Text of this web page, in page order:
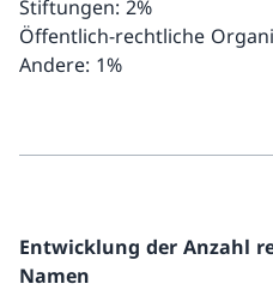
Stiftungen: 2%
Öffentlich-rechtliche
Andere: 1%
Entwicklung der Anzahl
Namen